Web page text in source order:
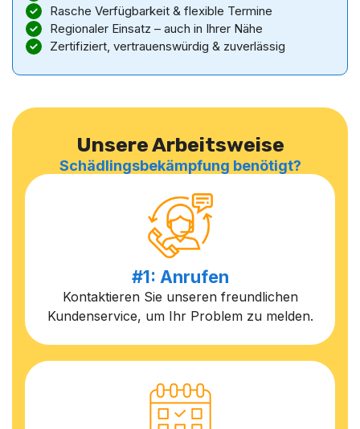
Rasche Verfügbarkeit & flexible Termine
Regionaler Einsatz – auch in Ihrer Nähe
Zertifiziert, vertrauenswürdig & zuverlässig
Unsere Arbeitsweise
Schädlingsbekämpfung benötigt?
#1: Anrufen
Kontaktieren Sie unseren freundlichen
Kundenservice, um Ihr Problem zu melden.